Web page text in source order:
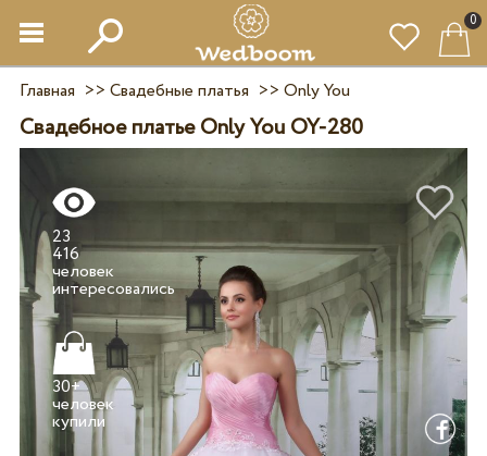
0
Главная >> Свадебные платья >> Only You
Свадебное платье Only You OY-280
23
416
человек
интересовались
30+
человек